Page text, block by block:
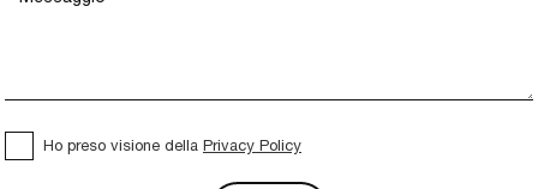
Ho preso visione della Privacy Policy